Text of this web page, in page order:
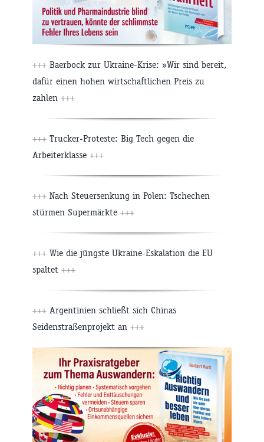
+++ Baerbock zur Ukraine-Krise: »Wir sind bereit,
dafür einen hohen wirtschaftlichen Preis zu
zahlen +++
+++ Trucker-Proteste: Big Tech gegen die
Arbeiterklasse +++
+++ Nach Steuersenkung in Polen: Tschechen
stürmen Supermärkte +++
+++ Wie die jüngste Ukraine-Eskalation die EU
spaltet +++
+++ Argentinien schließt sich Chinas
Seidenstraßenprojekt an +++